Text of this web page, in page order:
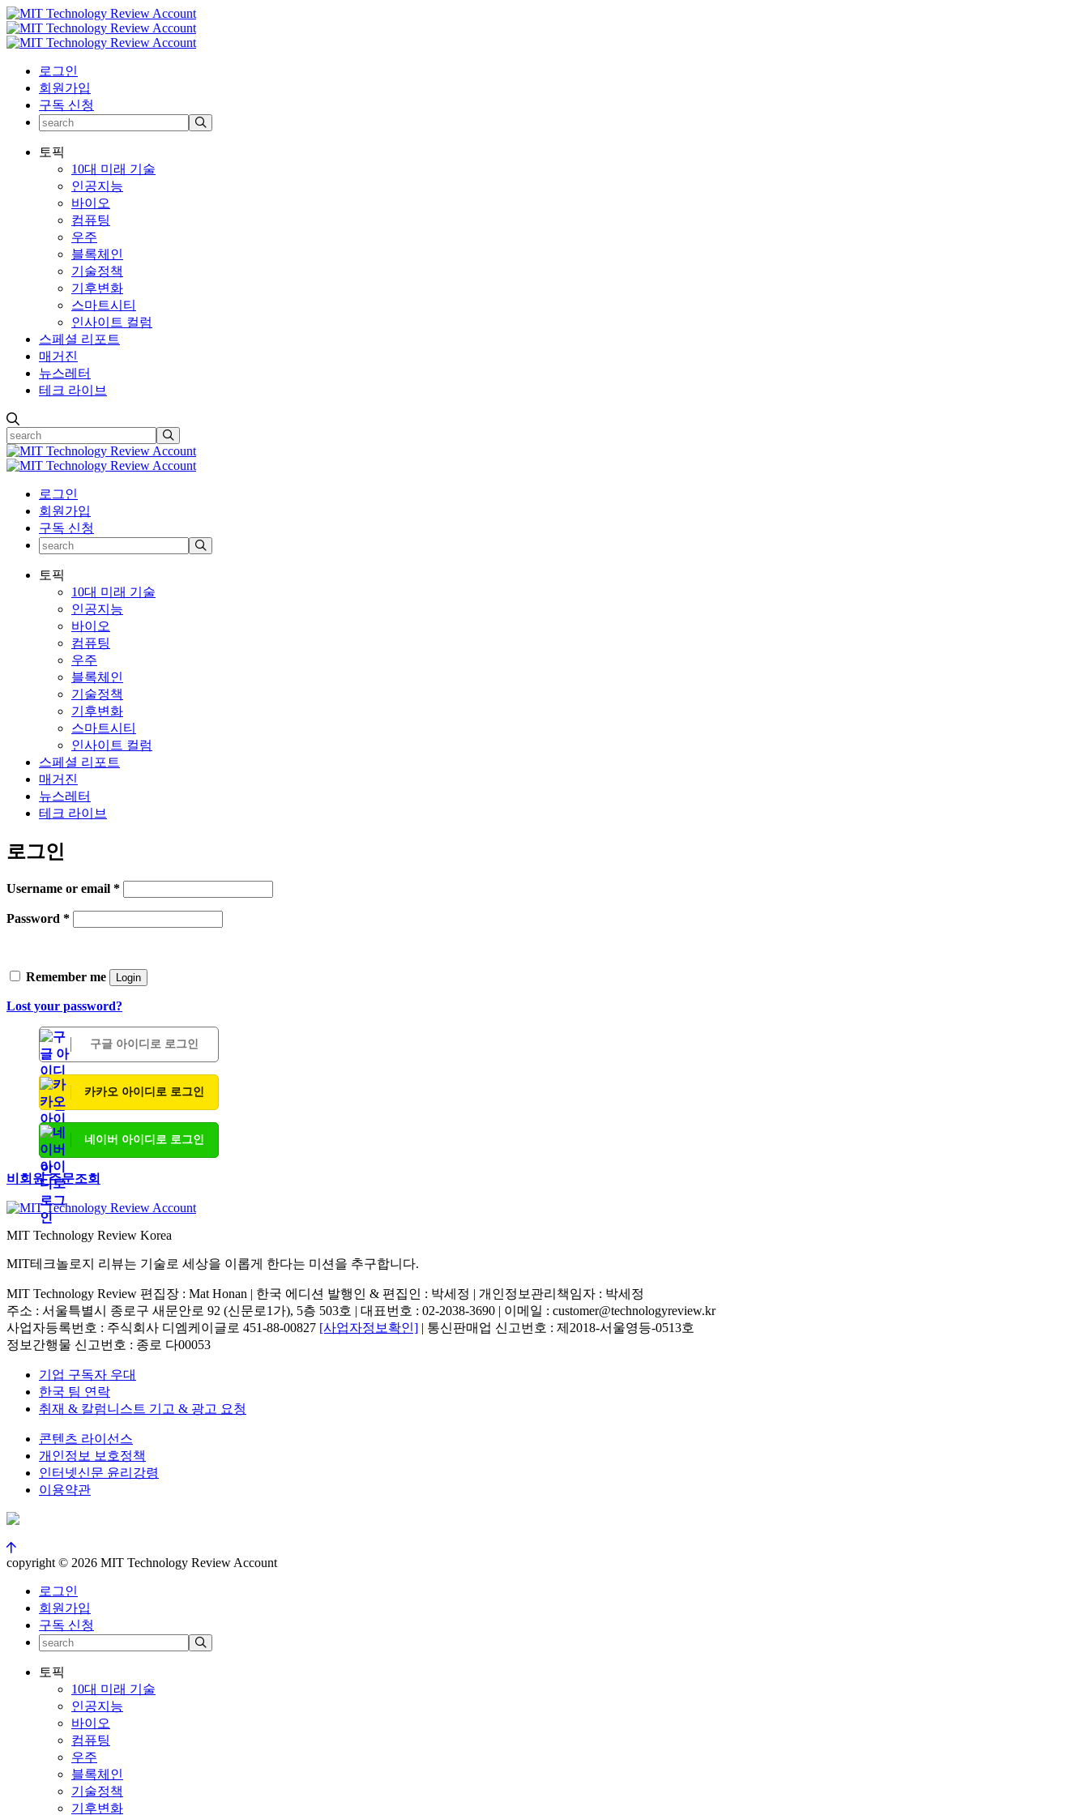
로그인
회원가입
구독 신청
토픽
10대 미래 기술
인공지능
바이오
컴퓨팅
우주
블록체인
기술정책
기후변화
스마트시티
인사이트 컬럼
스페셜 리포트
매거진
뉴스레터
테크 라이브
로그인
회원가입
구독 신청
토픽
10대 미래 기술
인공지능
바이오
컴퓨팅
우주
블록체인
기술정책
기후변화
스마트시티
인사이트 컬럼
스페셜 리포트
매거진
뉴스레터
테크 라이브
로그인
Username or email *
Password *
Remember me Login
Lost your password?
구글 아이디로 로그인
카카오 아이디로 로그인
네이버 아이디로 로그인
비회원 주문조회
MIT Technology Review Korea
MIT테크놀로지 리뷰는 기술로 세상을 이롭게 한다는 미션을 추구합니다.
MIT Technology Review 편집장 : Mat Honan | 한국 에디션 발행인 & 편집인 : 박세정 | 개인정보관리책임자 : 박세정
주소 : 서울특별시 종로구 새문안로 92 (신문로1가), 5층 503호 | 대표번호 : 02-2038-3690 | 이메일 : customer@technologyreview.kr
사업자등록번호 : 주식회사 디엠케이글로 451-88-00827 [사업자정보확인] | 통신판매업 신고번호 : 제2018-서울영등-0513호
정보간행물 신고번호 : 종로 다00053
기업 구독자 우대
한국 팀 연락
취재 & 칼럼니스트 기고 & 광고 요청
콘텐츠 라이선스
개인정보 보호정책
인터넷신문 윤리강령
이용약관
copyright © 2026 MIT Technology Review Account
로그인
회원가입
구독 신청
토픽
10대 미래 기술
인공지능
바이오
컴퓨팅
우주
블록체인
기술정책
기후변화